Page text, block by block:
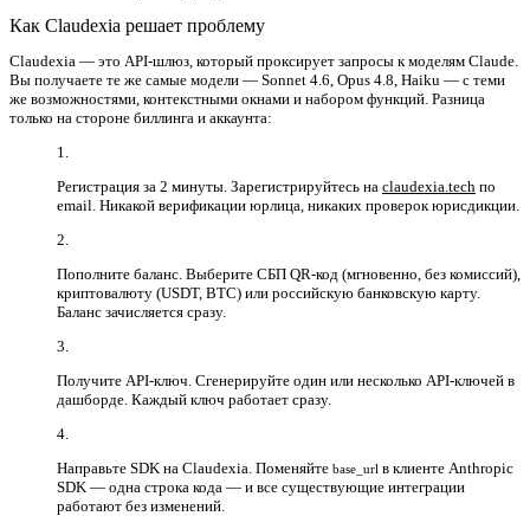
Как Claudexia решает проблему
Claudexia — это API-шлюз, который проксирует запросы к моделям Claude.
Вы получаете те же самые модели — Sonnet 4.6, Opus 4.8, Haiku — с теми
же возможностями, контекстными окнами и набором функций. Разница
только на стороне биллинга и аккаунта:
Регистрация за 2 минуты. Зарегистрируйтесь на claudexia.tech по
email. Никакой верификации юрлица, никаких проверок юрисдикции.
Пополните баланс. Выберите СБП QR-код (мгновенно, без комиссий),
криптовалюту (USDT, BTC) или российскую банковскую карту.
Баланс зачисляется сразу.
Получите API-ключ. Сгенерируйте один или несколько API-ключей в
дашборде. Каждый ключ работает сразу.
Направьте SDK на Claudexia. Поменяйте base_url в клиенте Anthropic
SDK — одна строка кода — и все существующие интеграции
работают без изменений.